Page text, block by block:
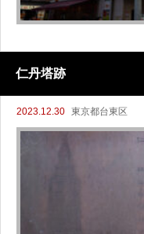
仁丹塔跡
2023.12.30 東京都台東区